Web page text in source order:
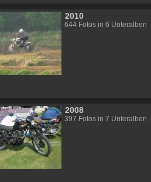
2010
644 Fotos in 6 Unteralben
2008
397 Fotos in 7 Unteralben